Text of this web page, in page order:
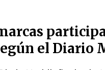
el Diario